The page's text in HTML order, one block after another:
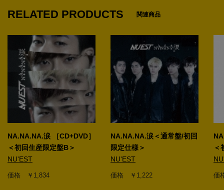
RELATED PRODUCTS 関連商品
NA.NA.NA.涙 ［CD+DVD］
＜初回生産限定盤B＞
NU'EST
価格 ￥1,834
NA.NA.NA.涙＜通常盤/初回
限定仕様＞
NU'EST
価格 ￥1,222
＜
価